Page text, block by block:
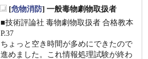
[危物消防] 一般毒物劇物取扱者
■技術評論社 毒物劇物取扱者 合格教本
P.37
ちょっと空き時間が多めにできたので
進めました。これ情報処理試験が終わ